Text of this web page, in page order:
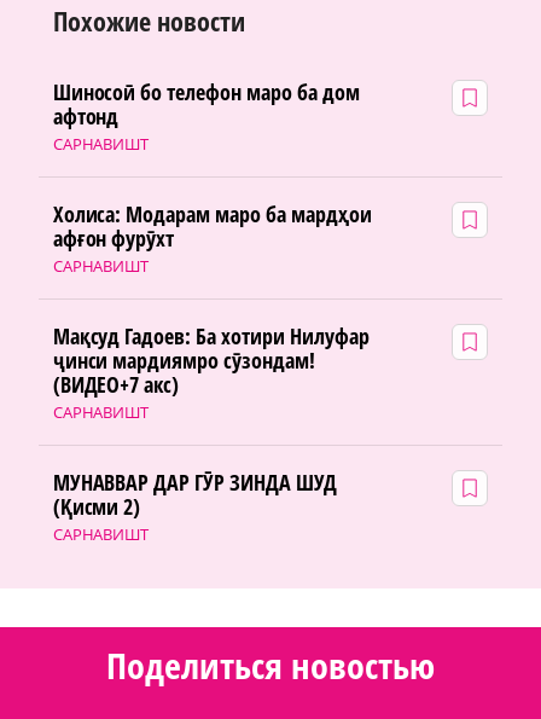
Похожие новости
САРНАВИШТ
Шиносоӣ бо телефон маро ба дом
афтонд
САРНАВИШТ
Холиса: Модарам маро ба мардҳои
афғон фурӯхт
САРНАВИШТ
Мақсуд Гадоев: Ба хотири Нилуфар
ҷинси мардиямро сӯзондам!
(ВИДЕО+7 акс)
САРНАВИШТ
МУНАВВАР ДАР ГӮР ЗИНДА ШУД
(Қисми 2)
Поделиться новостью